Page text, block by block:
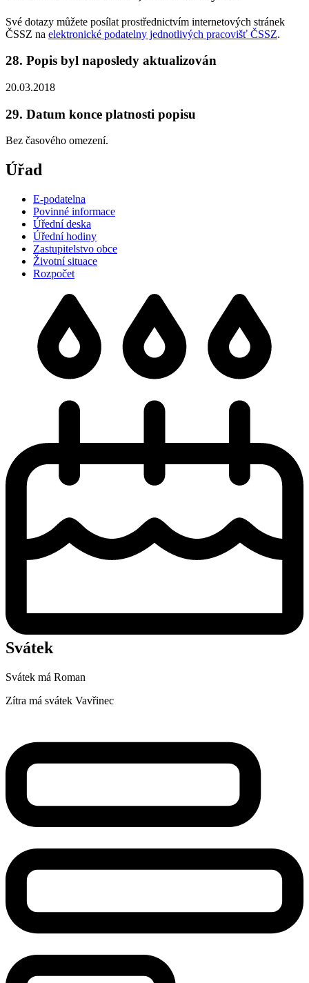
Své dotazy můžete posílat prostřednictvím internetových stránek
ČSSZ na elektronické podatelny jednotlivých pracovišť ČSSZ.
28. Popis byl naposledy aktualizován
20.03.2018
29. Datum konce platnosti popisu
Bez časového omezení.
Úřad
E-podatelna
Povinné informace
Úřední deska
Úřední hodiny
Zastupitelstvo obce
Životní situace
Rozpočet
Svátek
Svátek má Roman
Zítra má svátek Vavřinec